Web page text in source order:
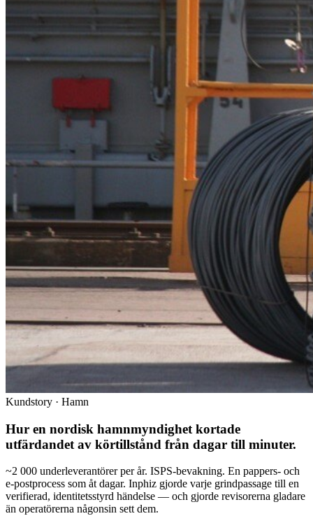
Kundstory · Hamn
Hur en nordisk hamnmyndighet kortade
utfärdandet av körtillstånd från dagar till minuter.
~2 000 underleverantörer per år. ISPS-bevakning. En pappers- och
e-postprocess som åt dagar. Inphiz gjorde varje grindpassage till en
verifierad, identitetsstyrd händelse — och gjorde revisorerna gladare
än operatörerna någonsin sett dem.